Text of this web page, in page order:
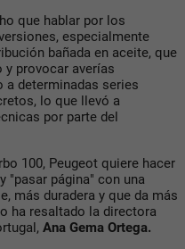
que hablar por los
especialmente
bañada en aceite, que
y provocar averías
determinadas series
lo que llevó a
por parte del
100, Peugeot quiere hacer
"pasar página" con una
más duradera y que da más
ha resaltado la directora
Ana Gema Ortega.